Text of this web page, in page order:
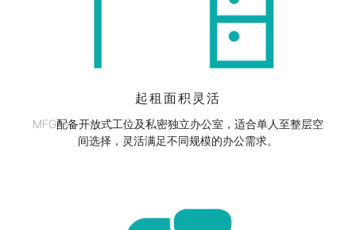
起租面积灵活
MFG配备开放式工位及私密独立办公室，适合单人至整层空
间选择，灵活满足不同规模的办公需求。